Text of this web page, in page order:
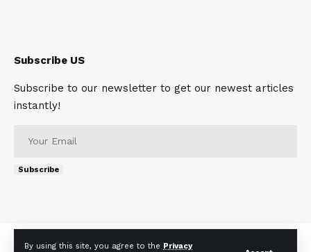
By using this site, you agree to the Privacy
Subscribe US
Subscribe to our newsletter to get our newest articles
instantly!
Subscribe
About Contact Us Privacy Policy